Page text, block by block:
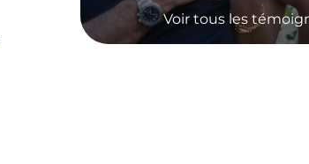
Voir tous les